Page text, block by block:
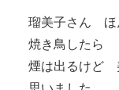
瑠美子さん
焼き鳥したら
煙は出るけど